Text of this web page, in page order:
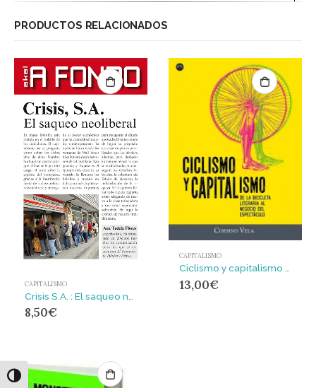
Alternar alto contraste
PRODUCTOS RELACIONADOS
CAPITALISMO
8,50€
CAPITALISMO
Ciclismo y capitalismo : De la bicicleta literaria al negocio del espectáculo
13,00€